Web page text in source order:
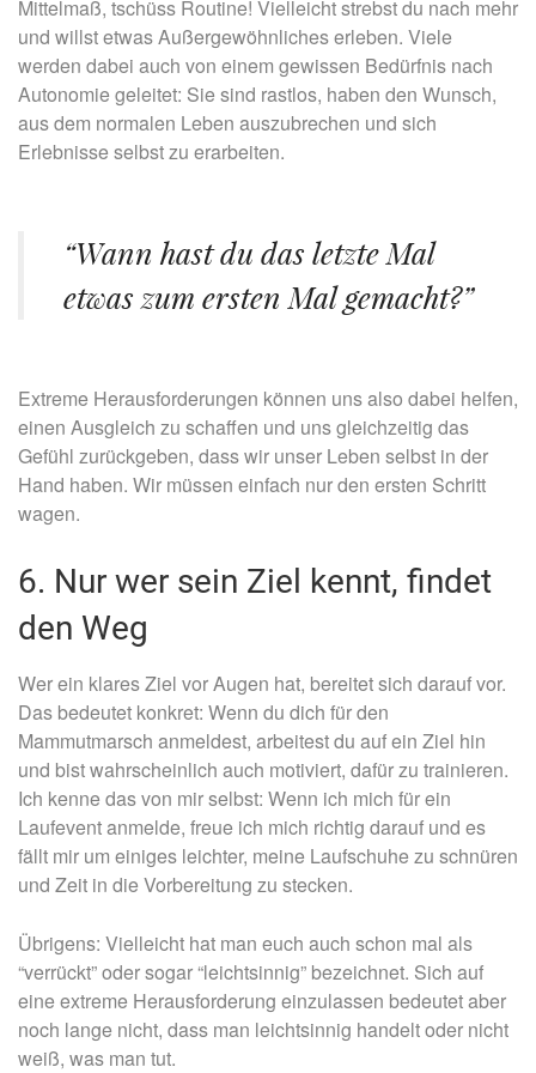
Mittelmaß, tschüss Routine! Vielleicht strebst du nach mehr
und willst etwas Außergewöhnliches erleben. Viele
werden dabei auch von einem gewissen Bedürfnis nach
Autonomie geleitet: Sie sind rastlos, haben den Wunsch,
aus dem normalen Leben auszubrechen und sich
Erlebnisse selbst zu erarbeiten.
“Wann hast du das letzte Mal
etwas zum ersten Mal gemacht?”
Extreme Herausforderungen können uns also dabei helfen,
einen Ausgleich zu schaffen und uns gleichzeitig das
Gefühl zurückgeben, dass wir unser Leben selbst in der
Hand haben. Wir müssen einfach nur den ersten Schritt
wagen.
6. Nur wer sein Ziel kennt, findet
den Weg
Wer ein klares Ziel vor Augen hat, bereitet sich darauf vor.
Das bedeutet konkret: Wenn du dich für den
Mammutmarsch anmeldest, arbeitest du auf ein Ziel hin
und bist wahrscheinlich auch motiviert, dafür zu trainieren.
Ich kenne das von mir selbst: Wenn ich mich für ein
Laufevent anmelde, freue ich mich richtig darauf und es
fällt mir um einiges leichter, meine Laufschuhe zu schnüren
und Zeit in die Vorbereitung zu stecken.
Übrigens: Vielleicht hat man euch auch schon mal als
“verrückt” oder sogar “leichtsinnig” bezeichnet. Sich auf
eine extreme Herausforderung einzulassen bedeutet aber
noch lange nicht, dass man leichtsinnig handelt oder nicht
weiß, was man tut.